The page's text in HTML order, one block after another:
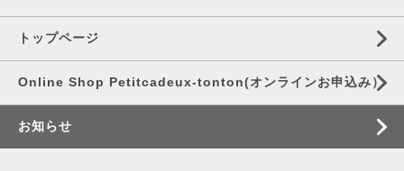
トップページ
Online Shop Petitcadeux-tonton(オンラインお申込み）
お知らせ